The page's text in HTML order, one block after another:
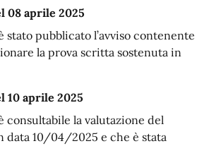
08 aprile 2025
stato pubblicato l’avviso contenente
la prova scritta sostenuta in
10 aprile 2025
consultabile la valutazione del
data 10/04/2025 e che è stata